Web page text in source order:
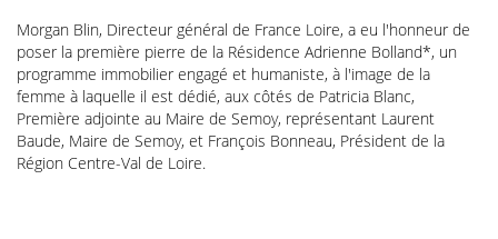
Morgan Blin, Directeur général de France Loire, a eu l'honneur de
poser la première pierre de la Résidence Adrienne Bolland*, un
programme immobilier engagé et humaniste, à l'image de la
femme à laquelle il est dédié, aux côtés de Patricia Blanc,
Première adjointe au Maire de Semoy, représentant Laurent
Baude, Maire de Semoy, et François Bonneau, Président de la
Région Centre-Val de Loire.